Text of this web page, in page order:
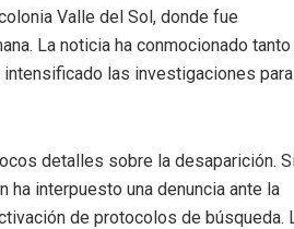
Valle del Sol, donde fue
La noticia ha conmocionado tanto
intensificado las investigaciones para
detalles sobre la desaparición.
ha interpuesto una denuncia ante la
de protocolos de búsqueda.